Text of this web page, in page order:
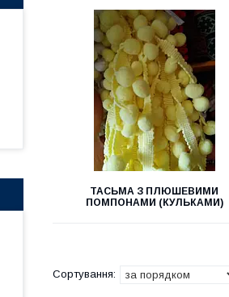
ТАСЬМА З ПЛЮШЕВИМИ
ПОМПОНАМИ (КУЛЬКАМИ)